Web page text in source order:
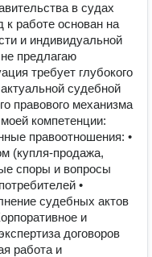
в судах
работе основан на
и индивидуальной
предлагаю
требует глубокого
судебной
правового механизма
компетенции:
правоотношения: •
(купля-продажа,
споры и вопросы
•
судебных актов
и
договоров
работа и